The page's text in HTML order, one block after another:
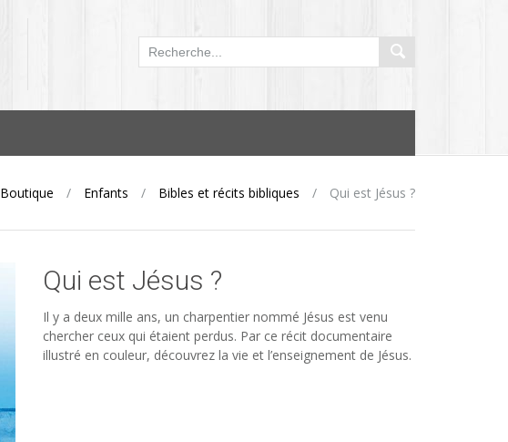
Boutique / Enfants / Bibles et récits bibliques / Qui est Jésus ?
Qui est Jésus ?
Il y a deux mille ans, un charpentier nommé Jésus est venu
chercher ceux qui étaient perdus. Par ce récit documentaire
illustré en couleur, découvrez la vie et l’enseignement de Jésus.